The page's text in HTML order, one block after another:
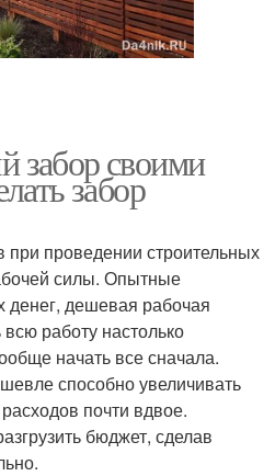
своими
забор
при проведении строительных
силы. Опытные
денег, дешевая рабочая
работу настолько
начать все сначала.
способно увеличивать
почти вдвое.
бюджет, сделав